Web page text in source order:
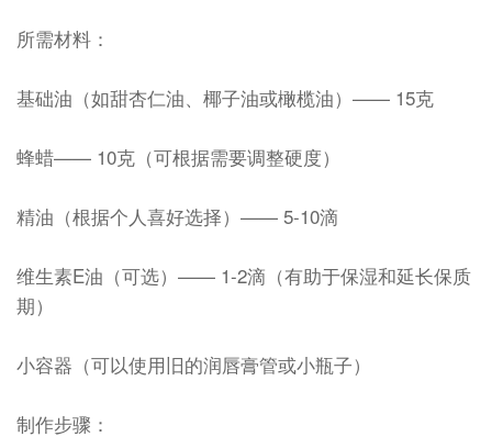
所需材料：
基础油（如甜杏仁油、椰子油或橄榄油）—— 15克
蜂蜡—— 10克（可根据需要调整硬度）
精油（根据个人喜好选择）—— 5-10滴
维生素E油（可选）—— 1-2滴（有助于保湿和延长保质
期）
小容器（可以使用旧的润唇膏管或小瓶子）
制作步骤：